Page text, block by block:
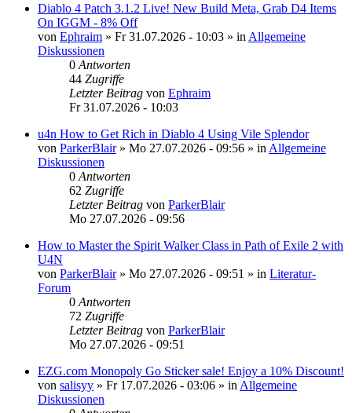
Diablo 4 Patch 3.1.2 Live! New Build Meta, Grab D4 Items
On IGGM - 8% Off
von Ephraim » Fr 31.07.2026 - 10:03 » in Allgemeine
Diskussionen
0 Antworten
44 Zugriffe
Letzter Beitrag von Ephraim
Fr 31.07.2026 - 10:03
u4n How to Get Rich in Diablo 4 Using Vile Splendor
von ParkerBlair» Mo 27.07.2026 - 09:56 » in Allgemeine
Diskussionen
0 Antworten
62 Zugriffe
Letzter Beitrag von ParkerBlair
Mo 27.07.2026 - 09:56
How to Master the Spirit Walker Class in Path of Exile 2 with
U4N
von ParkerBlair» Mo 27.07.2026 - 09:51 » in Literatur-
Forum
0 Antworten
72 Zugriffe
Letzter Beitrag von ParkerBlair
Mo 27.07.2026 - 09:51
EZG.com Monopoly Go Sticker sale! Enjoy a 10% Discount!
von salisyy » Fr 17.07.2026 - 03:06 » in Allgemeine
Diskussionen